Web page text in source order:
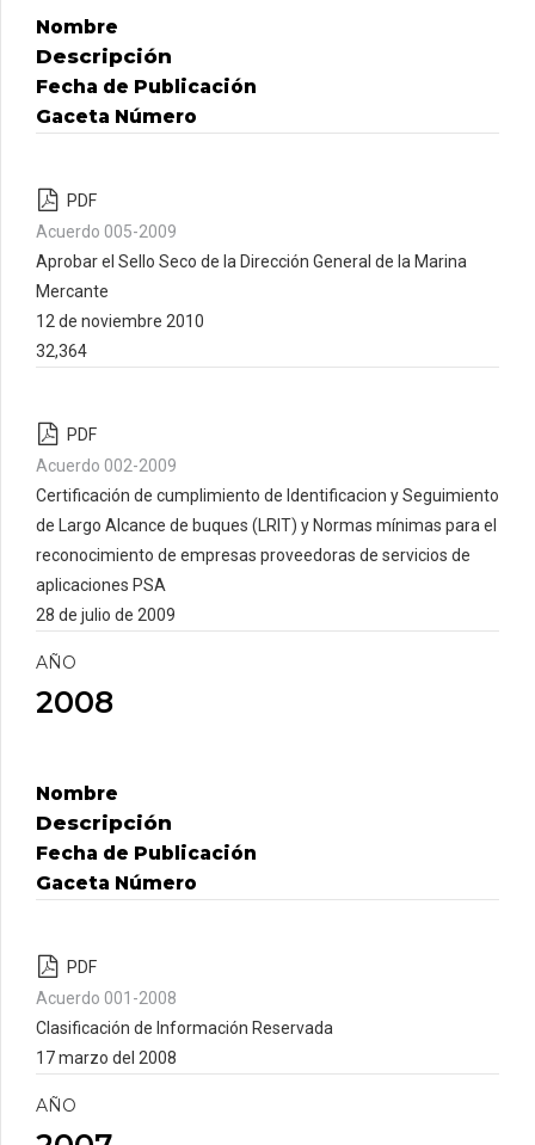
Nombre
Descripción
Fecha de Publicación
Gaceta Número
PDF
Acuerdo 005-2009
Aprobar el Sello Seco de la Dirección General de la Marina
Mercante
12 de noviembre 2010
32,364
PDF
Acuerdo 002-2009
Certificación de cumplimiento de Identificacion y Seguimiento
de Largo Alcance de buques (LRIT) y Normas mínimas para el
reconocimiento de empresas proveedoras de servicios de
aplicaciones PSA
28 de julio de 2009
AÑO
2008
Nombre
Descripción
Fecha de Publicación
Gaceta Número
PDF
Acuerdo 001-2008
Clasificación de Información Reservada
17 marzo del 2008
AÑO